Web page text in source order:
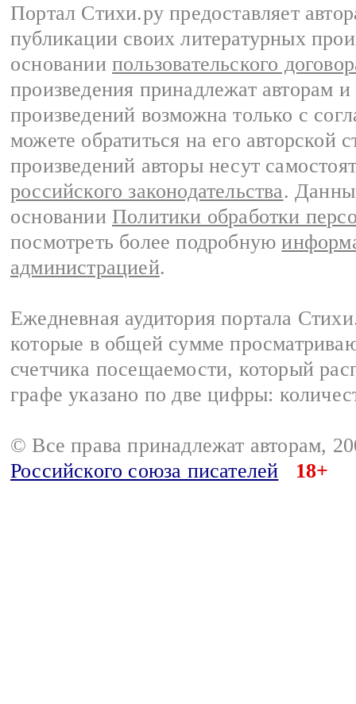
Портал Стихи.ру предоставляет
публикации своих литературных
основании пользовательского
произведения принадлежат авторам
произведений возможна только с
можете обратиться на его авторской
произведений авторы несут
российского законодательства.
основании Политики обработки
посмотреть более подробную
администрацией.
Ежедневная аудитория портала
которые в общей сумме
счетчика посещаемости, который
графе указано по две цифры:
© Все права принадлежат авторам,
Российского союза писателей
18+